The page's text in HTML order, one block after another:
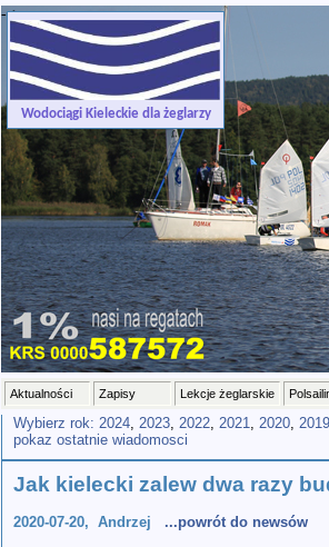
Wodociągi Kieleckie dla żeglarzy
-->
Aktualności Zapisy Lekcje żeglarskie
Wybierz rok: 2024, 2023, 2022, 2021, 2020, 2019
pokaz ostatnie wiadomosci
Jak kielecki zalew dwa razy
2020-07-20, Andrzej ...powrót do newsów